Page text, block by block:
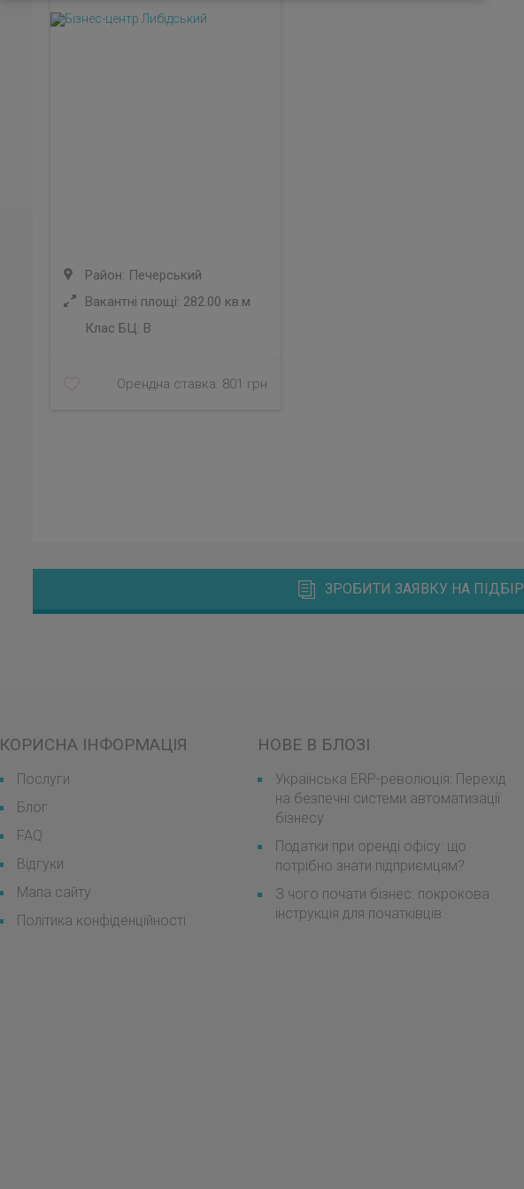
Район: Печерський
Вакантні площі: 282.00 кв.м
Клас БЦ: B
Орендна ставка: 801 грн
ЗРОБИТИ ЗАЯВКУ НА ПІДБІР
КОРИСНА ІНФОРМАЦІЯ
Послуги
Блог
FAQ
Відгуки
Мапа сайту
Політика конфіденційності
НОВЕ В БЛОЗІ
Українська ERP-революція: Перехід
на безпечні системи автоматизації
бізнесу
Податки при оренді офісу: що
потрібно знати підприємцям?
З чого почати бізнес: покрокова
інструкція для початківців